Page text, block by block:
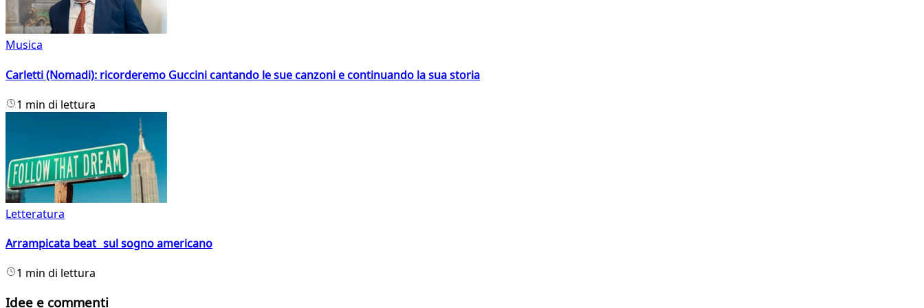
Musica
Carletti (Nomadi): ricorderemo Guccini cantando le sue canzoni e continuando la sua storia
1 min di lettura
Letteratura
Arrampicata beat sul sogno americano
1 min di lettura
Idee e commenti